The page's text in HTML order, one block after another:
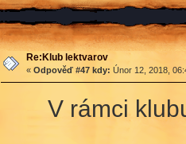
Re:Klub lektvarov
« Odpověď #47 kdy: Únor 12, 2018,
V rámci